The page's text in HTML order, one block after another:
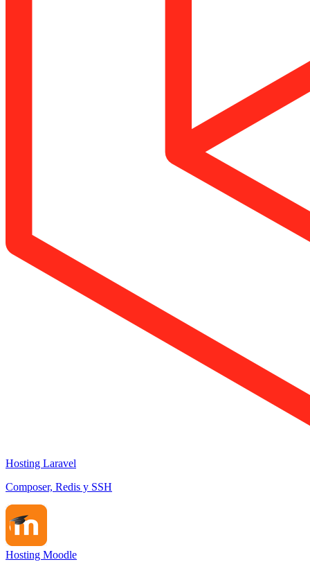
Hosting Laravel
Composer, Redis y SSH
Hosting Moodle